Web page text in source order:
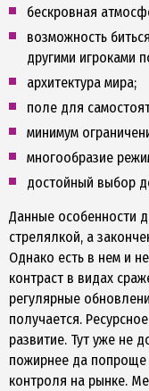
бескровная
возможность
другими игроками
архитектура мира;
поле для
минимум
многообразие
достойный выбор
Данные особенности
стрелялкой, а
Однако есть в нем и
контраст в видах
регулярные
получается.
развитие. Тут уже не
пожирнее да попроще
контроля на рынке.